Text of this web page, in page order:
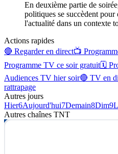
En deuxième partie de
politiques se succèdent
l'actualité dans un contexte
Actions rapides
🔴 Regarder en direct📺
Programme TV ce soir gratuit🗓
Audiences TV hier soir🔴 TV en
rattrapage
Autres jours
Hier6Aujourd'hui7Demain8Dim9
Autres chaînes TNT